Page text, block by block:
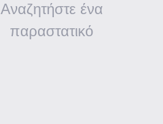
Αναζητήστε ένα
παραστατικό